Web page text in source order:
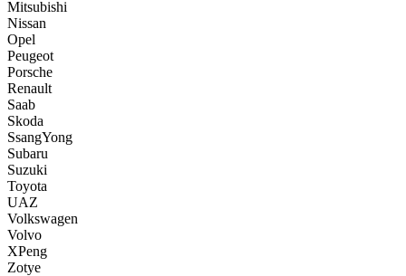
Mitsubishi
Nissan
Opel
Peugeot
Porsche
Renault
Saab
Skoda
SsangYong
Subaru
Suzuki
Toyota
UAZ
Volkswagen
Volvo
XPeng
Zotye